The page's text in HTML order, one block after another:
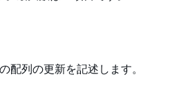
配列の更新を記述します。